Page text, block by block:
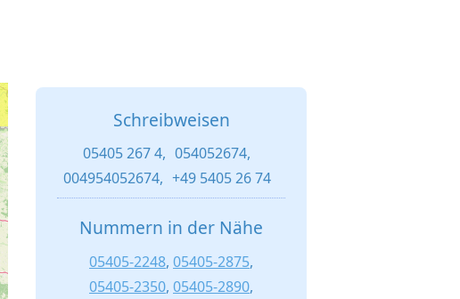
Schreibweisen
05405 267 4, 054052674,
004954052674, +49 5405 26 74
Nummern in der Nähe
05405-2248, 05405-2875,
05405-2350, 05405-2890,